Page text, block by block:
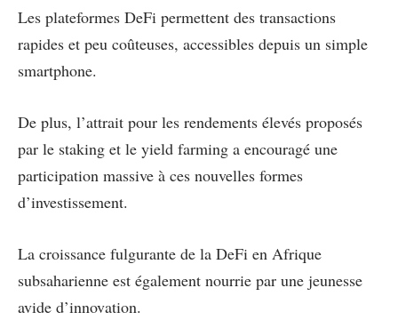
Les plateformes DeFi permettent des transactions
rapides et peu coûteuses, accessibles depuis un simple
smartphone.
De plus, l’attrait pour les rendements élevés proposés
par le staking et le yield farming a encouragé une
participation massive à ces nouvelles formes
d’investissement.
La croissance fulgurante de la DeFi en Afrique
subsaharienne est également nourrie par une jeunesse
avide d’innovation.